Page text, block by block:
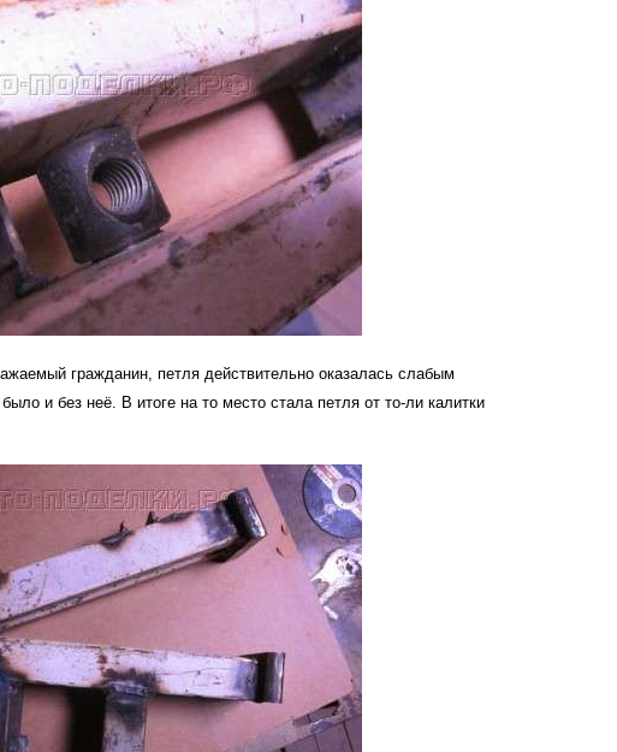
гражданин, петля действительно оказалась слабым
и без неё. В итоге на то место стала петля от то-ли калитки